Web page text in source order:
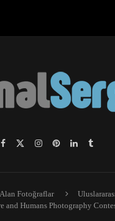
Fotoğraflar
and Humans Photography